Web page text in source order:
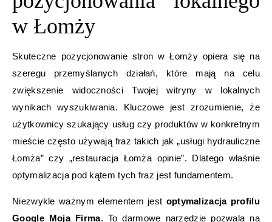
w Łomży
Skuteczne pozycjonowanie stron w Łomży opiera się na
szeregu przemyślanych działań, które mają na celu
zwiększenie widoczności Twojej witryny w lokalnych
wynikach wyszukiwania. Kluczowe jest zrozumienie, że
użytkownicy szukający usług czy produktów w konkretnym
mieście często używają fraz takich jak „usługi hydrauliczne
Łomża” czy „restauracja Łomża opinie”. Dlatego właśnie
optymalizacja pod kątem tych fraz jest fundamentem.
Niezwykle ważnym elementem jest optymalizacja profilu
Google Moja Firma. To darmowe narzędzie pozwala na